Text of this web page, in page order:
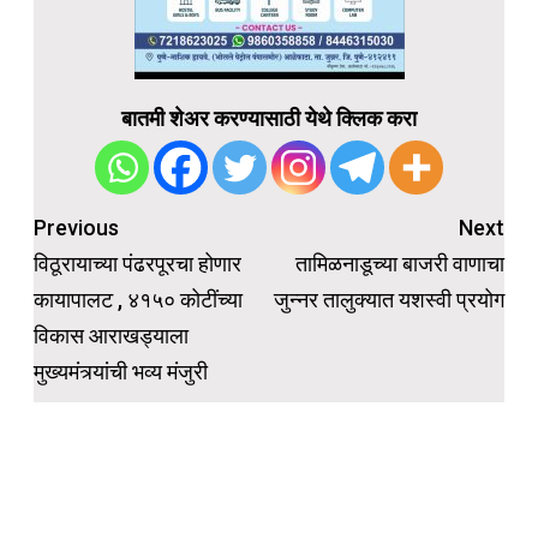
बातमी शेअर करण्यासाठी येथे क्लिक करा
Post
navigation
Previous
विठूरायाच्या पंढरपूरचा होणार
कायापालट , ४१५० कोटींच्या
विकास आराखड्याला
मुख्यमंत्र्यांची भव्य मंजुरी
Next
तामिळनाडूच्या बाजरी वाणाचा
जुन्नर तालुक्यात यशस्वी प्रयोग